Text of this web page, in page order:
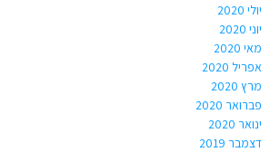
יולי 2020
יוני 2020
מאי 2020
אפריל 2020
מרץ 2020
פברואר 2020
ינואר 2020
דצמבר 2019